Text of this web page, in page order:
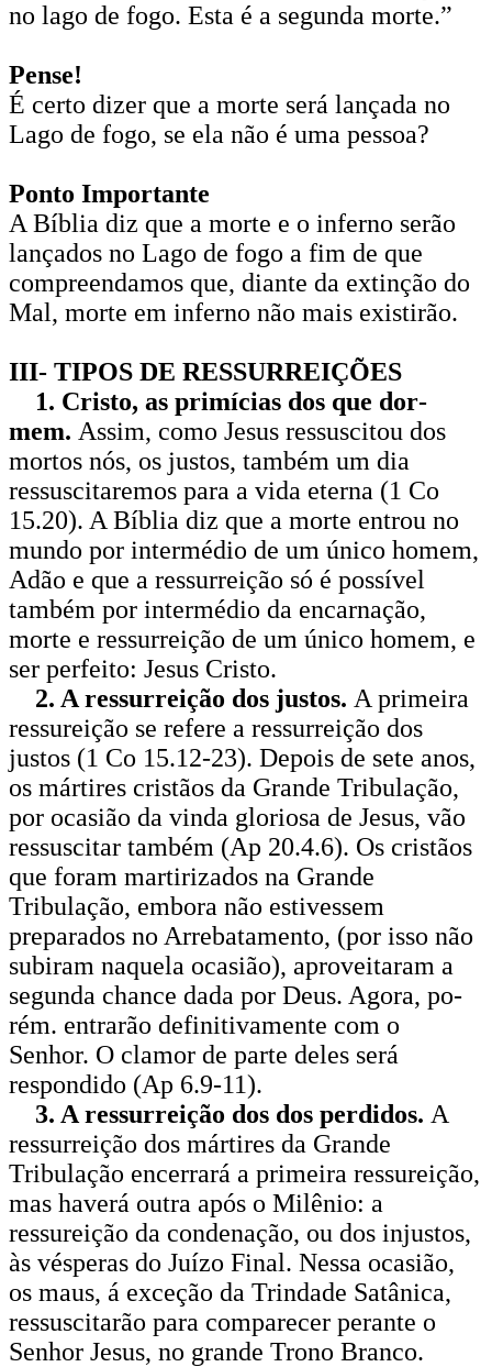
no lago de fogo. Esta é a segunda morte.”
Pense!
É certo dizer que a morte será lançada no
Lago de fogo, se ela não é uma pessoa?
Ponto Importante
A Bíblia diz que a morte e o inferno serão
lançados no Lago de fogo a fim de que
compreendamos que, diante da extinção do
Mal, morte em inferno não mais existirão.
III- TIPOS DE RESSURREIÇÕES
1. Cristo, as primícias dos que dor­
mem. Assim, como Jesus ressuscitou dos
mortos nós, os justos, também um dia
ressuscitaremos para a vida eterna (1 Co
15.20). A Bíblia diz que a morte entrou no
mundo por intermédio de um único homem,
Adão e que a ressurreição só é possível
também por intermédio da encarnação,
morte e ressurreição de um único homem, e
ser perfeito: Jesus Cristo.
2. A ressurreição dos justos. A primei­ra
ressureição se refere a ressurreição dos
justos (1 Co 15.12-23). Depois de sete anos,
os mártires cristãos da Grande Tribulação,
por ocasião da vinda glo­riosa de Jesus, vão
ressuscitar também (Ap 20.4.6). Os cristãos
que foram martirizados na Grande
Tribulação, embora não estivessem
preparados no Arrebata­mento, (por isso não
subiram naquela ocasião), aproveitaram a
segunda chance dada por Deus. Agora, po­
rém. entrarão definitivamente com o
Senhor. O clamor de parte deles será
respondido (Ap 6.9-11).
3. A ressurreição dos dos perdidos. A
ressurreição dos mártires da Grande
Tribulação encerrará a primeira ressu­reição,
mas haverá outra após o Milênio: a
ressureição da condenação, ou dos injustos,
às vésperas do Juízo Final. Nessa ocasião,
os maus, á exceção da Trindade Satânica,
ressuscitarão para comparecer perante o
Senhor Jesus, no grande Trono Branco.